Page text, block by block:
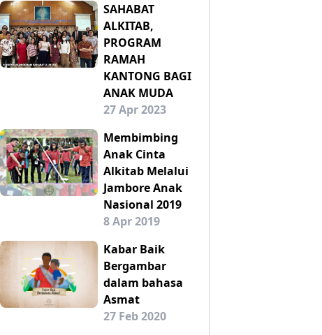
SAHABAT
ALKITAB,
PROGRAM
RAMAH
KANTONG BAGI
ANAK MUDA
27 Apr 2023
Membimbing
Anak Cinta
Alkitab Melalui
Jambore Anak
Nasional 2019
8 Apr 2019
Kabar Baik
Bergambar
dalam bahasa
Asmat
27 Feb 2020